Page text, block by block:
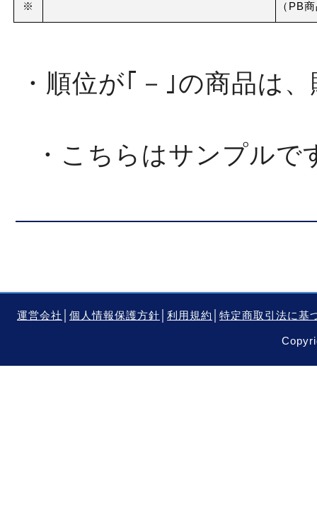
※ （PB
・順位が｢－｣の商品は
・こちらはサンプルで
運営会社 個人情報保護方針 利用規約 特定商取引法に基